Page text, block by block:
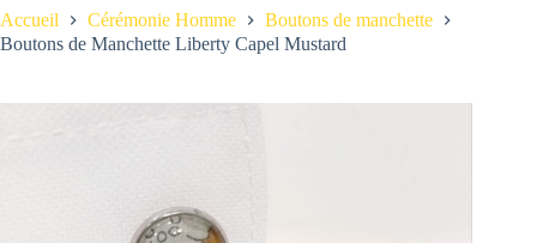
Accueil Cérémonie Homme
Boutons de manchette
Boutons de Manchette Liberty Capel Mustard